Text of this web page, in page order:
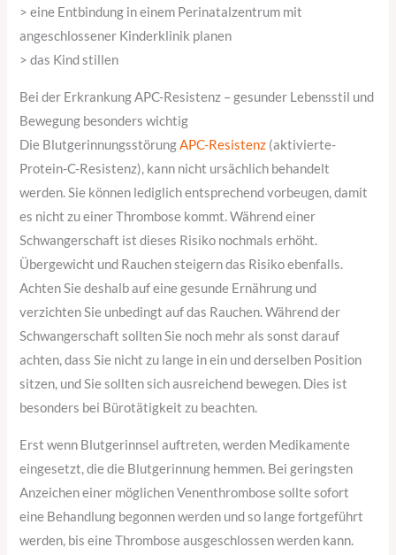
> eine Entbindung in einem Perinatalzentrum mit
angeschlossener Kinderklinik planen
> das Kind stillen
Bei der Erkrankung APC-Resistenz – gesunder Lebensstil und
Bewegung besonders wichtig
Die BlutgerinnungsstörungAPC-Resistenz (aktivierte-
Protein-C-Resistenz), kann nicht ursächlich behandelt
werden. Sie können lediglich entsprechend vorbeugen, damit
es nicht zu einer Thrombose kommt. Während einer
Schwangerschaft ist dieses Risiko nochmals erhöht.
Übergewicht und Rauchen steigern das Risiko ebenfalls.
Achten Sie deshalb auf eine gesunde Ernährung und
verzichten Sie unbedingt auf das Rauchen. Während der
Schwangerschaft sollten Sie noch mehr als sonst darauf
achten, dass Sie nicht zu lange in ein und derselben Position
sitzen, und Sie sollten sich ausreichend bewegen. Dies ist
besonders bei Bürotätigkeit zu beachten.
Erst wenn Blutgerinnsel auftreten, werden Medikamente
eingesetzt, die die Blutgerinnung hemmen. Bei geringsten
Anzeichen einer möglichen Venenthrombose sollte sofort
eine Behandlung begonnen werden und so lange fortgeführt
werden, bis eine Thrombose ausgeschlossen werden kann.